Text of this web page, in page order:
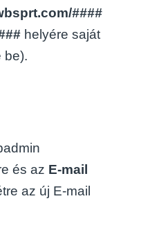
####
helyére saját
be).
és az E-mail
az új E-mail